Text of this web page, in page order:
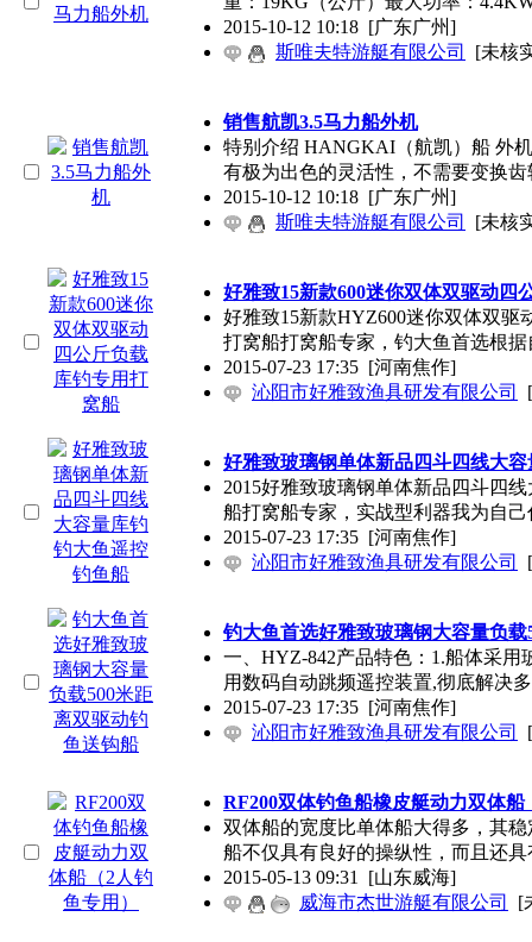
2015-10-12 10:18 [广东广州]
斯唯夫特游艇有限公司
[未核
销售航凯3.5马力船外机
特别介绍 HANGKAI（航凯）船 外
有极为出色的灵活性，不需要变换齿
2015-10-12 10:18 [广东广州]
斯唯夫特游艇有限公司
[未核
好雅致15新款600迷你双体双驱动四
好雅致15新款HYZ600迷你双体双
打窝船打窝船专家，钓大鱼首选根据
2015-07-23 17:35 [河南焦作]
沁阳市好雅致渔具研发有限公司
好雅致玻璃钢单体新品四斗四线大
2015好雅致玻璃钢单体新品四斗四
船打窝船专家，实战型利器我为自己
2015-07-23 17:35 [河南焦作]
沁阳市好雅致渔具研发有限公司
钓大鱼首选好雅致玻璃钢大容量负
一、HYZ-842产品特色：1.船体采
用数码自动跳频遥控装置,彻底解决
2015-07-23 17:35 [河南焦作]
沁阳市好雅致渔具研发有限公司
RF200双体钓鱼船橡皮艇动力双体船
双体船的宽度比单体船大得多，其
船不仅具有良好的操纵性，而且还具
2015-05-13 09:31 [山东威海]
威海市杰世游艇有限公司
[